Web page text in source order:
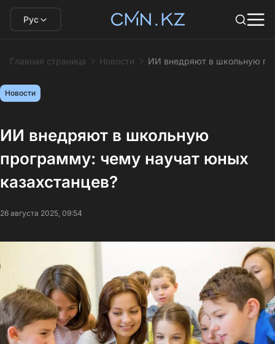
Рус
Главная страница Новости ИИ внедряют в школьную
Новости
ИИ внедряют в школьную
программу: чему научат юных
казахстанцев?
26 августа 2025, 09:54